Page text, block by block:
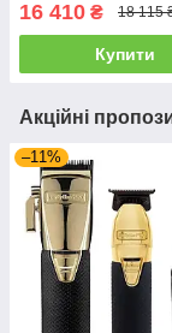
16 410 ₴ 18 115
Купити
Акційні
–11%